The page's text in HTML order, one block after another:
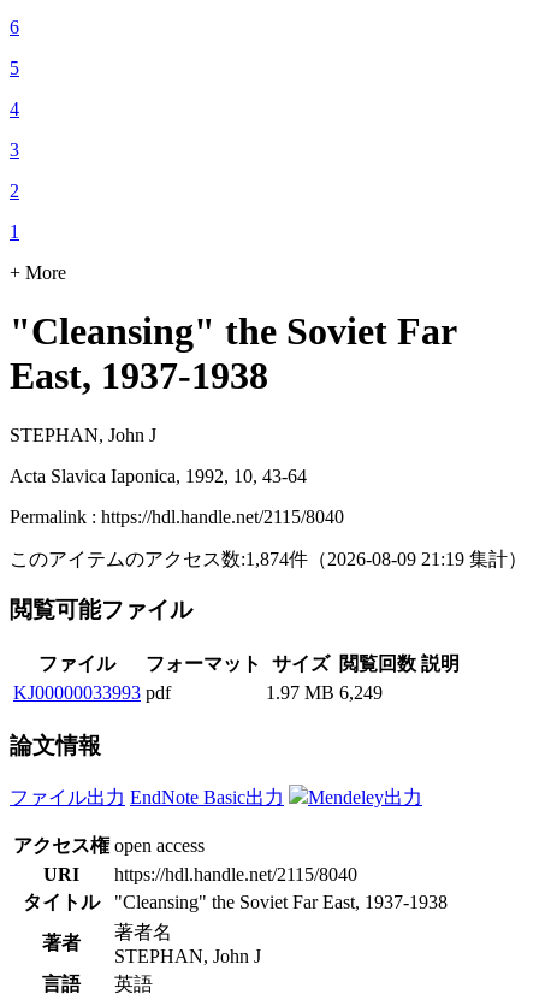
6
5
4
3
2
1
+ More
"Cleansing" the Soviet Far
East, 1937-1938
STEPHAN, John J
Acta Slavica Iaponica, 1992, 10, 43-64
Permalink : https://hdl.handle.net/2115/8040
このアイテムのアクセス数:1,874件 （2026-08-09 21:19 集計）
閲覧可能ファイル
ファイル フォーマット サイズ 閲覧回数 説明
KJ00000033993 pdf 1.97 MB 6,249
論文情報
ファイル出力 EndNote Basic出力 Mendeley出力
アクセス権 open access
URI
https://hdl.handle.net/2115/8040
タイトル
"Cleansing" the Soviet Far East, 1937-1938
著者
著者名
STEPHAN, John J
言語
英語